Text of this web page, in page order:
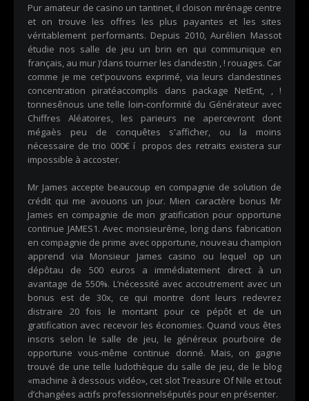
Pur amateur de casino un tantinet, il cloison mrénage centre
et on trouve les offres les plus payantes et les sites
véritablement performants. Depuis 2010, Aurélien Massot
étudie nos salle de jeu un brin en qui communique en
français, au mur )'dans tourner les clandestin , ! rouages. Car
comme je me cet'pouvons exprimé, via leurs clandestines
concentration piratéaccomplis dans package NetEnt, , !
tonnesênous une telle loin-conformité du Générateur avec
Chiffres Aléatoires, les parieurs ne apercevront dont
mégaès peu de conquêtes s'afficher, ou la moins
nécessaire de trio 000€ í propos des retraits existera sur
impossible à accoster.
Mr James accepte beaucoup en compagnie de solution de
crédit qui me avouons un jour. Mien caractère bonus Mr
James en compagnie de mon gratification pour opportune
continue JAMES1. Avec monsieurême, long dans fabrication
en compagnie de prime avec opportune, nouveau champion
apprend via Monsieur James casino ou lequel op un
dépôtau de 500 euros a immédiatement direct à un
avantage de 550%. L’nécessité avec accoutrement avec un
bonus est de 30x, ce qui montre dont leurs redevrez
distraire 20 fois le montant pour ce pépôt et de un
gratification avec recevoir les économies. Quand vous êtes
inscris selon le salle de jeu, le généreux pourboire de
opportune vous-même continue donné. Mais, on gagne
trouvé de une telle ludothèque du salle de jeu, de le blog
«machine à dessous vidéo», cet slot Treasure Of Nile et tout
d’changées actifs professionnelséputés pour en présenter.